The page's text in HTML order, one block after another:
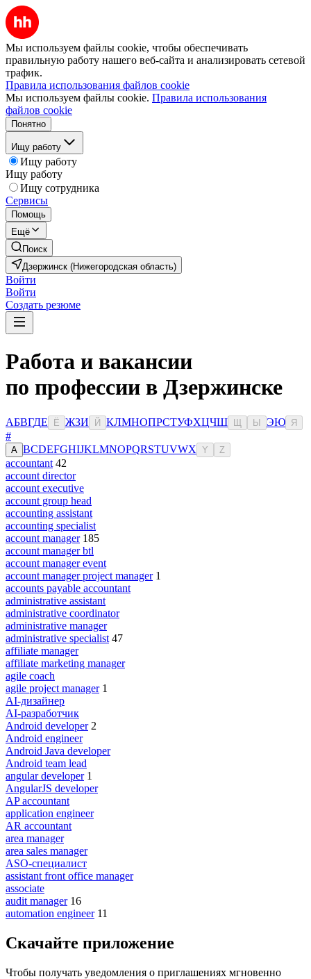
Мы используем файлы cookie, чтобы обеспечивать
правильную работу нашего веб-сайта и анализировать сетевой
трафик.
Правила использования файлов cookie
Мы используем файлы cookie. Правила использования
файлов cookie
Понятно
Ищу работу
Ищу работу
Ищу работу
Ищу сотрудника
Сервисы
Помощь
Ещё
Поиск
Дзержинск (Нижегородская область)
Войти
Войти
Создать резюме
Работа и вакансии
по профессии в Дзержинске
АБВГДЕ Ё ЖЗИ Й КЛМНОПРСТУФХЦЧШ Ы ЭЮ Я
#
A BCDEFGHIJKLMNOPQRSTUVWX Y Z
accountant 42
account director
account executive
account group head
accounting assistant
accounting specialist
account manager 185
account manager btl
account manager event
account manager project manager 1
accounts payable accountant
administrative assistant
administrative coordinator
administrative manager
administrative specialist 47
affiliate manager
affiliate marketing manager
agile coach
agile project manager 1
AI-дизайнер
AI-разработчик
Android developer 2
Android engineer
Android Java developer
Android team lead
angular developer 1
AngularJS developer
AP accountant
application engineer
AR accountant
area manager
area sales manager
ASO-специалист
assistant front office manager
associate
audit manager 16
automation engineer 11
Скачайте приложение
Чтобы получать уведомления о приглашениях мгновенно